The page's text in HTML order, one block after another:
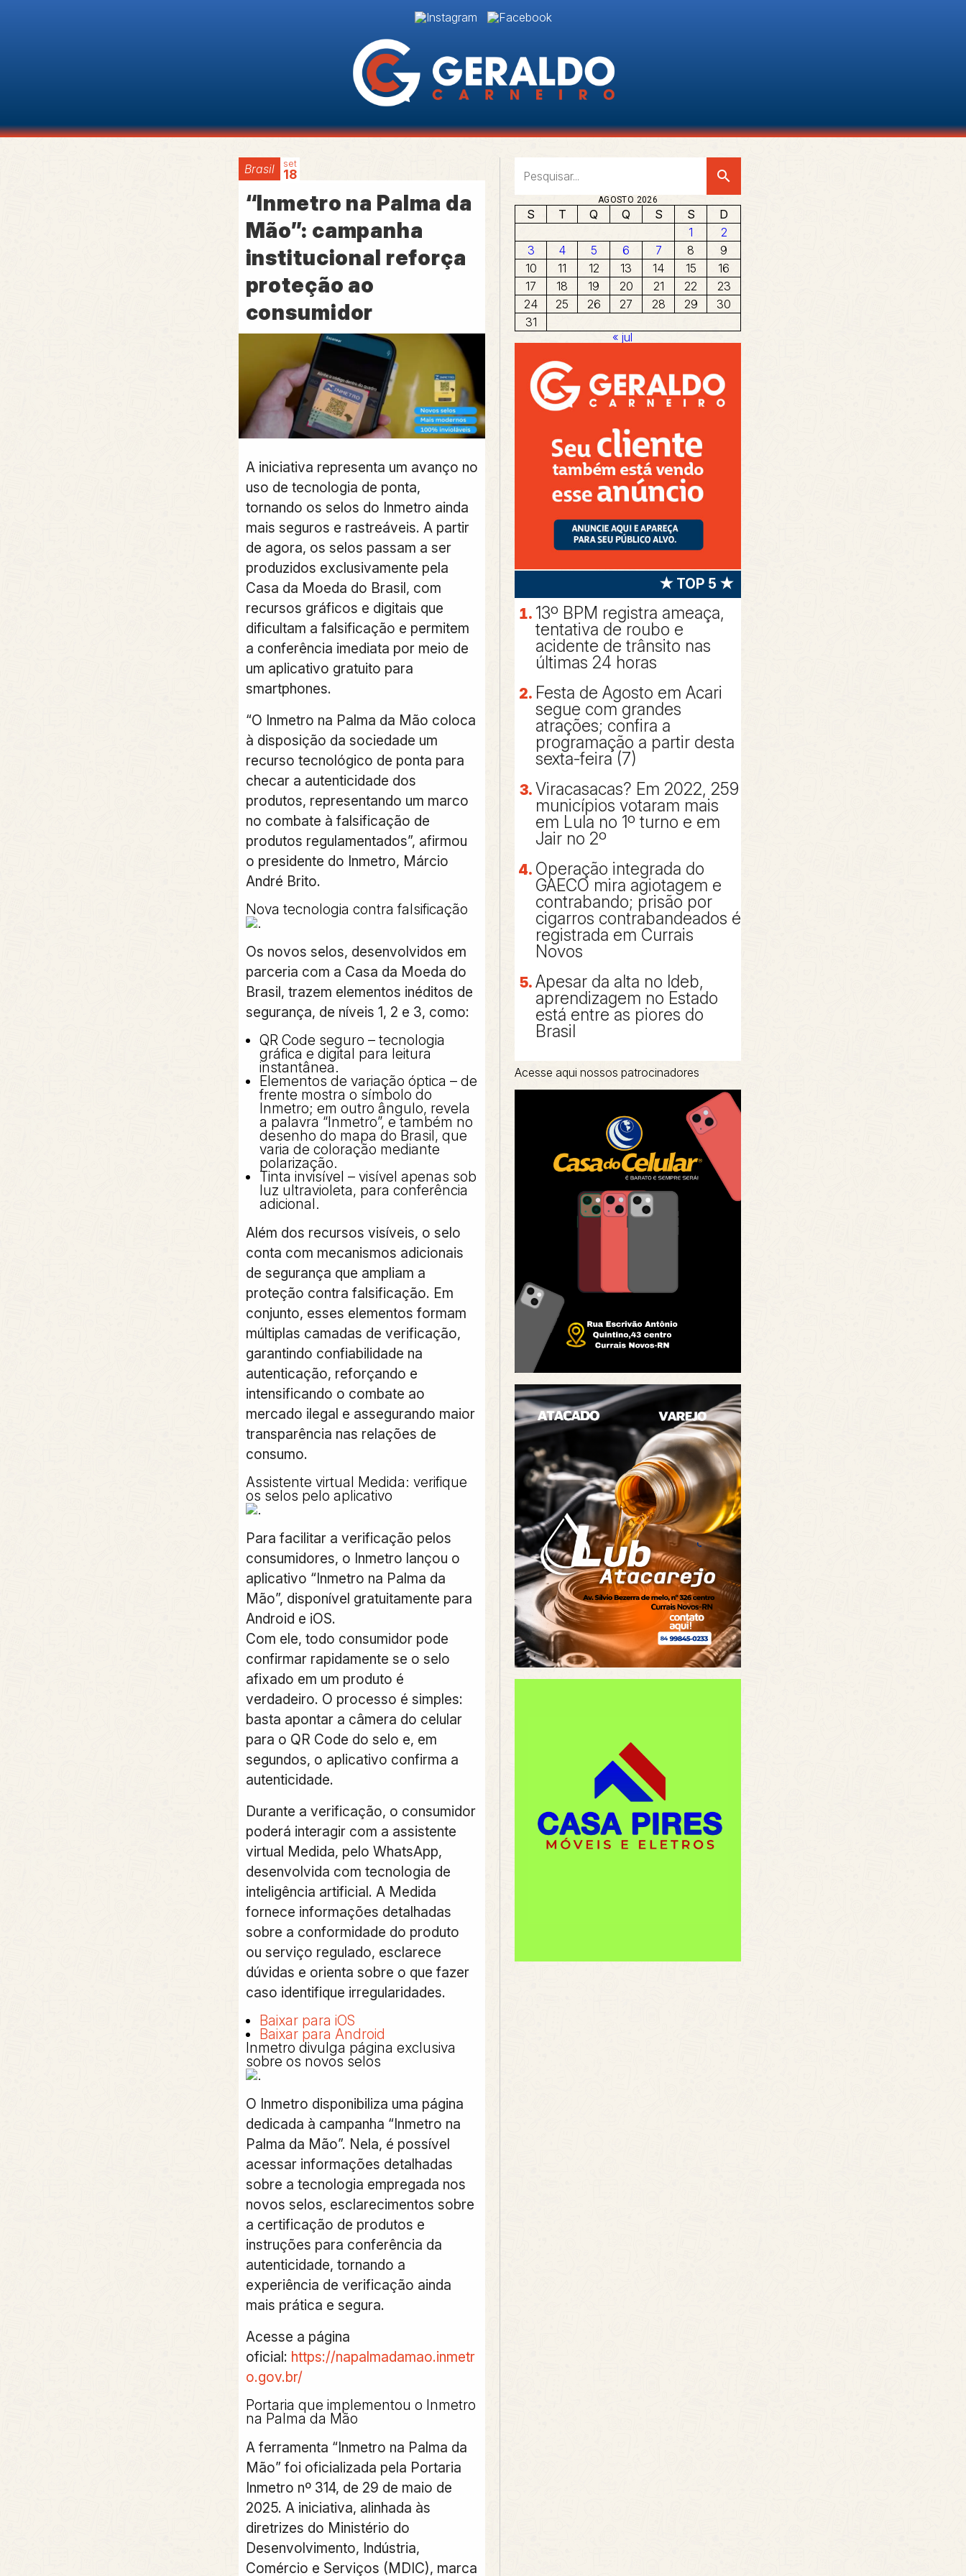
Brasil 18
set
“Inmetro na Palma da
Mão”: campanha
institucional reforça
proteção ao
consumidor
A iniciativa representa um avanço no
uso de tecnologia de ponta,
tornando os selos do Inmetro ainda
mais seguros e rastreáveis. A partir
de agora, os selos passam a ser
produzidos exclusivamente pela
Casa da Moeda do Brasil, com
recursos gráficos e digitais que
dificultam a falsificação e permitem
a conferência imediata por meio de
um aplicativo gratuito para
smartphones.
“O Inmetro na Palma da Mão coloca
à disposição da sociedade um
recurso tecnológico de ponta para
checar a autenticidade dos
produtos, representando um marco
no combate à falsificação de
produtos regulamentados”, afirmou
o presidente do Inmetro, Márcio
André Brito.
Nova tecnologia contra falsificação
Os novos selos, desenvolvidos em
parceria com a Casa da Moeda do
Brasil, trazem elementos inéditos de
segurança, de níveis 1, 2 e 3, como:
QR Code seguro – tecnologia
gráfica e digital para leitura
instantânea.
Elementos de variação óptica – de
frente mostra o símbolo do
Inmetro; em outro ângulo, revela
a palavra “Inmetro”, e também no
desenho do mapa do Brasil, que
varia de coloração mediante
polarização.
Tinta invisível – visível apenas sob
luz ultravioleta, para conferência
adicional.
Além dos recursos visíveis, o selo
conta com mecanismos adicionais
de segurança que ampliam a
proteção contra falsificação. Em
conjunto, esses elementos formam
múltiplas camadas de verificação,
garantindo confiabilidade na
autenticação, reforçando e
intensificando o combate ao
mercado ilegal e assegurando maior
transparência nas relações de
consumo.
Assistente virtual Medida: verifique
os selos pelo aplicativo
Para facilitar a verificação pelos
consumidores, o Inmetro lançou o
aplicativo “Inmetro na Palma da
Mão”, disponível gratuitamente para
Android e iOS.
Com ele, todo consumidor pode
confirmar rapidamente se o selo
afixado em um produto é
verdadeiro. O processo é simples:
basta apontar a câmera do celular
para o QR Code do selo e, em
segundos, o aplicativo confirma a
autenticidade.
Durante a verificação, o consumidor
poderá interagir com a assistente
virtual Medida, pelo WhatsApp,
desenvolvida com tecnologia de
inteligência artificial. A Medida
fornece informações detalhadas
sobre a conformidade do produto
ou serviço regulado, esclarece
dúvidas e orienta sobre o que fazer
caso identifique irregularidades.
Baixar para iOS
Baixar para Android
Inmetro divulga página exclusiva
sobre os novos selos
O Inmetro disponibiliza uma página
dedicada à campanha “Inmetro na
Palma da Mão”. Nela, é possível
acessar informações detalhadas
sobre a tecnologia empregada nos
novos selos, esclarecimentos sobre
a certificação de produtos e
instruções para conferência da
autenticidade, tornando a
experiência de verificação ainda
mais prática e segura.
Acesse a página
oficial: https://napalmadamao.inmetr
o.gov.br/
Portaria que implementou o Inmetro
na Palma da Mão
A ferramenta “Inmetro na Palma da
Mão” foi oficializada pela Portaria
Inmetro nº 314, de 29 de maio de
2025. A iniciativa, alinhada às
diretrizes do Ministério do
Desenvolvimento, Indústria,
Comércio e Serviços (MDIC), marca
search
AGOSTO 2026
S T Q Q S S
D
1
2
3
4 5 6 7 8
9
10
11 12 13 14 15
16
17
18 19 20 21 22
23
24
25 26 27 28 29
30
31
« jul
★ TOP 5 ★
13º BPM registra ameaça,
tentativa de roubo e
acidente de trânsito nas
últimas 24 horas
Festa de Agosto em Acari
segue com grandes
atrações; confira a
programação a partir desta
sexta-feira (7)
Viracasacas? Em 2022, 259
municípios votaram mais
em Lula no 1º turno e em
Jair no 2º
Operação integrada do
GAECO mira agiotagem e
contrabando; prisão por
cigarros contrabandeados é
registrada em Currais
Novos
Apesar da alta no Ideb,
aprendizagem no Estado
está entre as piores do
Brasil
Acesse aqui nossos patrocinadores